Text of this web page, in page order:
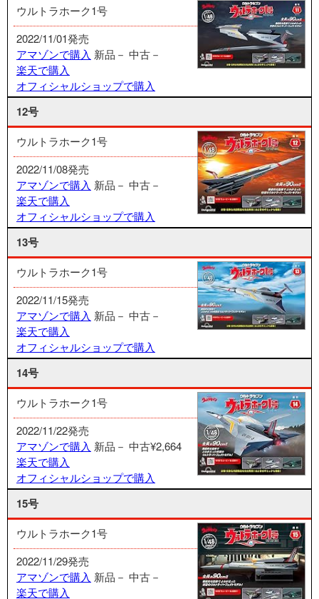
ウルトラホーク1号
2022/11/01発売
アマゾンで購入 新品－ 中古－
楽天で購入
オフィシャルショップで購入
12号
ウルトラホーク1号
2022/11/08発売
アマゾンで購入 新品－ 中古－
楽天で購入
オフィシャルショップで購入
13号
ウルトラホーク1号
2022/11/15発売
アマゾンで購入 新品－ 中古－
楽天で購入
オフィシャルショップで購入
14号
ウルトラホーク1号
2022/11/22発売
アマゾンで購入 新品－ 中古¥2,664
楽天で購入
オフィシャルショップで購入
15号
ウルトラホーク1号
2022/11/29発売
アマゾンで購入 新品－ 中古－
楽天で購入